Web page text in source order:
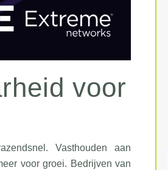
voor
Vasthouden aan
voor groei. Bedrijven van